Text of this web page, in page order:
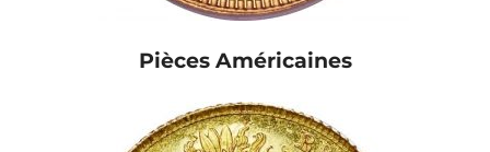
Pièces Américaines